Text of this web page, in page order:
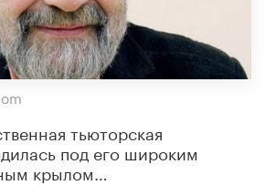
тьюторская
под его широким
крылом…